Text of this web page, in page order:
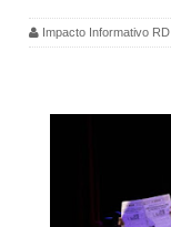
Impacto Informativo RD